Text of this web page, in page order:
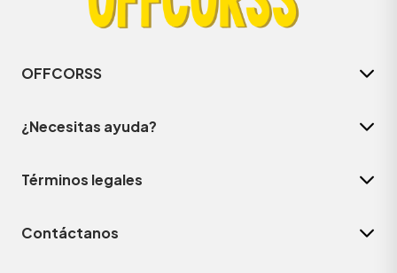
OFFCORSS
¿Necesitas ayuda?
Términos legales
Contáctanos